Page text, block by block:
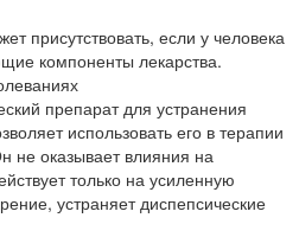
присутствовать, если у человека
компоненты лекарства.
препарат для устранения
использовать его в терапии
не оказывает влияния на
только на усиленную
устраняет диспепсические